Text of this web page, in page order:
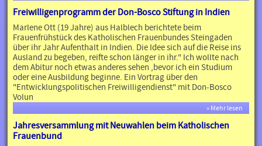
Freiwilligenprogramm der Don-Bosco Stiftung in Indien
Marlene Ott (19 Jahre) aus Halblech berichtete beim
Frauenfrühstück des Katholischen Frauenbundes Steingaden
über ihr Jahr Aufenthalt in Indien. Die Idee sich auf die Reise ins
Ausland zu begeben, reifte schon länger in ihr." Ich wollte nach
dem Abitur noch etwas anderes sehen ,bevor ich ein Studium
oder eine Ausbildung beginne. Ein Vortrag über den
"Entwicklungspolitischen Freiwilligendienst" mit Don-Bosco
Volun
» Mehr lesen
Jahresversammlung mit Neuwahlen beim Katholischen
Frauenbund